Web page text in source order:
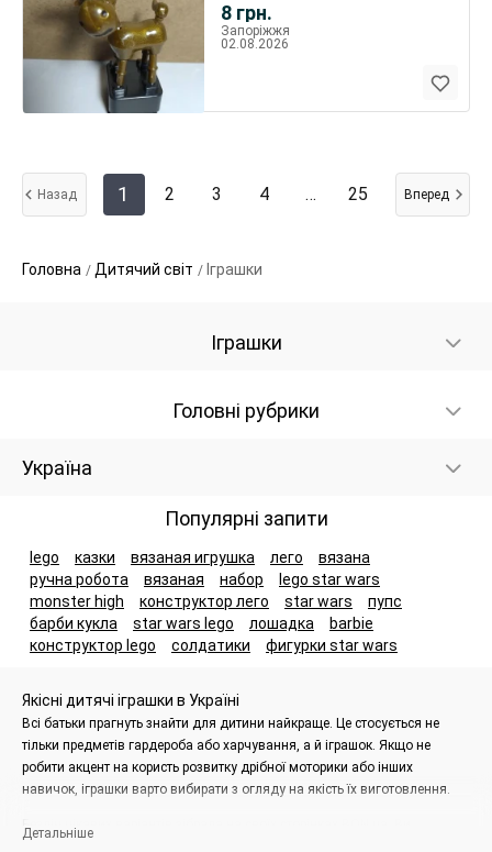
8 грн.
пластик
Запоріжжя
02.08.2026
Назад 1 2 3 4 … 25 Вперед
Головна Дитячий світ Іграшки
Іграшки
Головні рубрики
Україна
Популярні запити
lego казки вязаная игрушка лего
вязана
ручна робота
вязаная набор
lego star wars
monster high
конструктор лего star wars
пупс
барби кукла
star wars lego лошадка
barbie
конструктор lego
солдатики фигурки star wars
Якісні дитячі іграшки в Україні
Всі батьки прагнуть знайти для дитини найкраще. Це стосується не
тільки предметів гардероба або харчування, а й іграшок. Якщо не
робити акцент на користь розвитку дрібної моторики або інших
навичок, іграшки варто вибирати з огляду на якість їх виготовлення.
Безліч цікавих варіантів зібрала на своїх сторінках BON.ua. Ви
Детальніше